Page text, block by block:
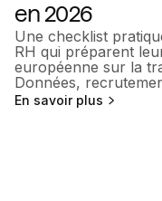
en 2026
Une checklist
RH qui préparent
européenne sur la
Données,
En savoir plus